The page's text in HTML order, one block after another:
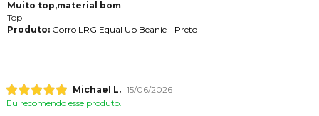
Muito top,material bom
Top
Produto:Gorro LRG Equal Up Beanie - Preto
Michael L. 15/06/2026
Eu recomendo esse produto.